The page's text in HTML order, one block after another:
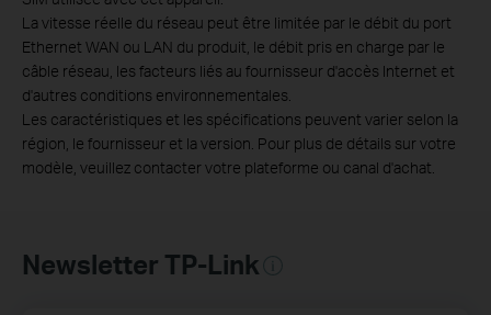
La vitesse réelle du réseau peut être limitée par le débit du port
Ethernet WAN ou LAN du produit, le débit pris en charge par le
câble réseau, les facteurs liés au fournisseur d'accès Internet et
d'autres conditions environnementales.
Les caractéristiques et les spécifications peuvent varier selon la
région, le fournisseur et la version. Pour plus de détails sur votre
modèle, veuillez contacter votre plateforme ou canal d'achat.
Newsletter TP-Link